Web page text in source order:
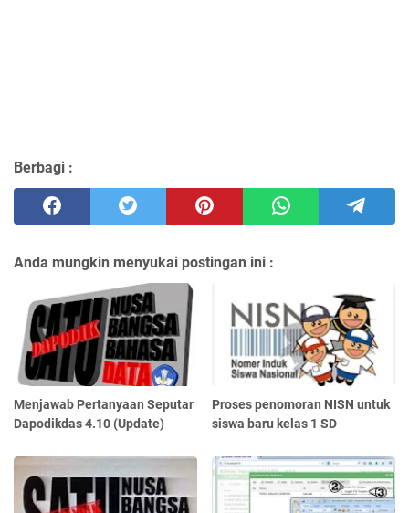
Berbagi :
Anda mungkin menyukai postingan ini :
Menjawab Pertanyaan Seputar
Dapodikdas 4.10 (Update)
Proses penomoran NISN untuk
siswa baru kelas 1 SD